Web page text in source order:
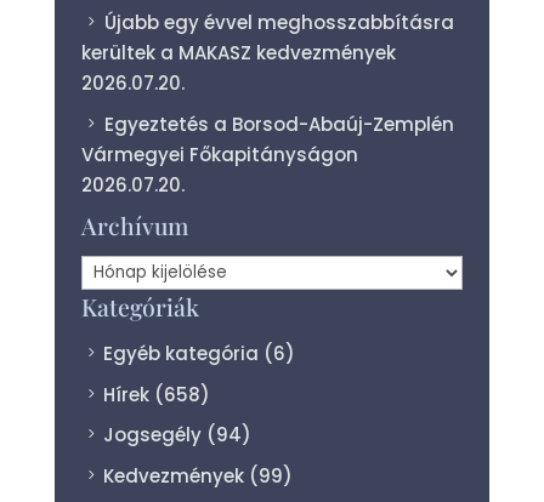
Újabb egy évvel meghosszabbításra
kerültek a MAKASZ kedvezmények
2026.07.20.
Egyeztetés a Borsod-Abaúj-Zemplén
Vármegyei Főkapitányságon
2026.07.20.
Archívum
Archívum
Kategóriák
Egyéb kategória (6)
Hírek (658)
Jogsegély (94)
Kedvezmények (99)